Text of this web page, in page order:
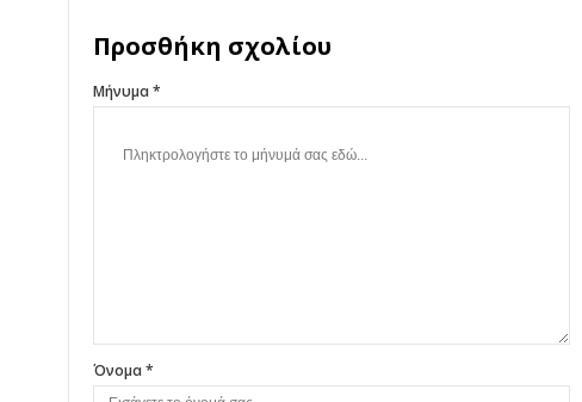
Προσθήκη σχολίου
Μήνυμα *
Όνομα *